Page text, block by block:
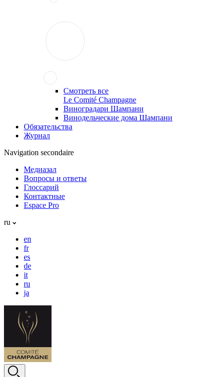
Смотреть все
Le Comité Champagne
Виноградари Шампани
Винодельческие дома Шампани
Обязательства
Журнал
Navigation secondaire
Медиазал
Вопросы и ответы
Глоссарий
Контактные
Espace Pro
ru
en
fr
es
de
it
ru
ja